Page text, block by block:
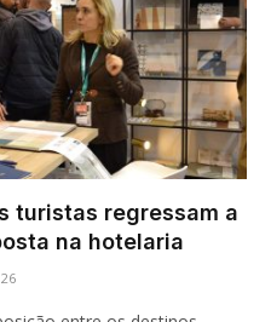
turistas regressam a
na hotelaria